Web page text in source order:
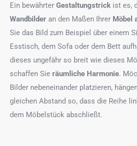
Ein bewährter Gestaltungstrick ist es,
Wandbilder an den Maßen Ihrer Möbel
Sie das Bild zum Beispiel über einem
Esstisch, dem Sofa oder dem Bett
dieses ungefähr so breit wie dieses
schaffen Sie räumliche Harmonie.
Bilder nebeneinander platzieren,
gleichen Abstand so, dass die Reihe
dem Möbelstück abschließt.